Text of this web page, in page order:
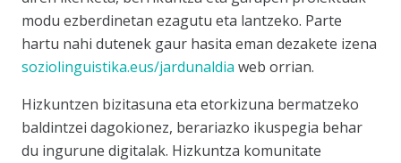
modu ezberdinetan ezagutu eta lantzeko. Parte
hartu nahi dutenek gaur hasita eman dezakete izena
soziolinguistika.eus/jardunaldia web orrian.
Hizkuntzen bizitasuna eta etorkizuna bermatzeko
baldintzei dagokionez, berariazko ikuspegia behar
du ingurune digitalak. Hizkuntza komunitate